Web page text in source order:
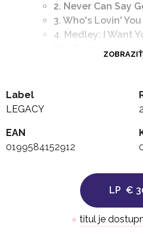
2. Never Can Say
3. Who's Lovin' You
4. Medley: I Want
- 2 -
3. Wanna Be
5. Working Day
6. Bad
Label
LEGACY
EAN
0199584152912
LP €
● titul je